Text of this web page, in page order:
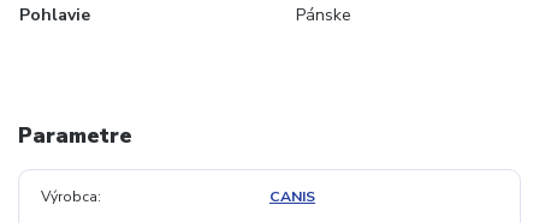
Pohlavie
Pánske
Parametre
Výrobca CANIS